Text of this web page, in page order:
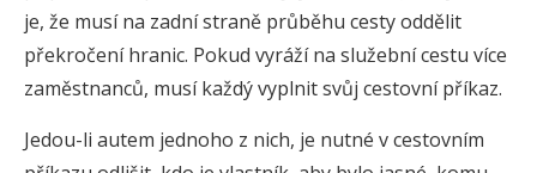
je, že musí na zadní straně průběhu cesty oddělit
překročení hranic. Pokud vyráží na služební cestu více
zaměstnanců, musí každý vyplnit svůj cestovní příkaz.
Jedou-li autem jednoho z nich, je nutné v cestovním